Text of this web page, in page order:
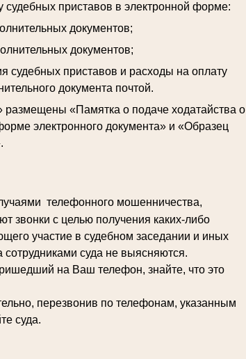
судебных приставов в электронной форме:
документов;
документов;
судебных приставов и расходы на оплату
документа почтой.
«Памятка о подаче ходатайства о
электронного документа» и «Образец
телефонного мошенничества,
звонки с целью получения каких-либо
участие в судебном заседании и иных
суда не выясняются.
на Ваш телефон, знайте, что это
перезвонив по телефонам, указанным
суда.